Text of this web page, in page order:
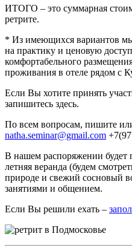
ИТОГО – это суммарная
ретрите.
* Из имеющихся вариантов
на практику и ценовую
комфортабельного
проживания в отеле рядом с
Если Вы хотите принять
запишитесь здесь.
По всем вопросам, пишите
natha.seminar@gmail.com
В нашем распоряжении будет
летняя веранда (будем
природе и свежий сосновый
занятиями и общением.
Если Вы решили ехать –